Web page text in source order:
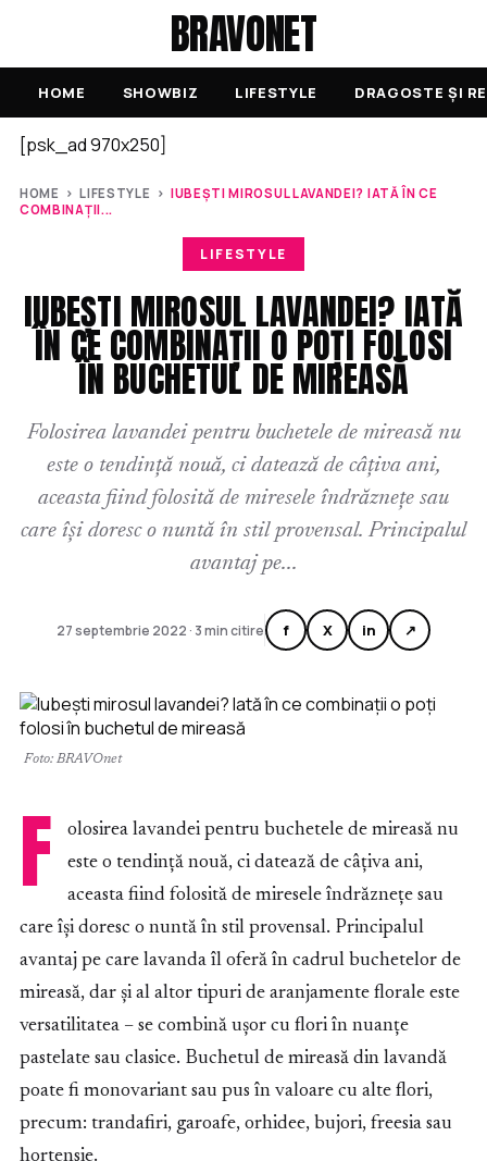
BRAVONET
HOME SHOWBIZ LIFESTYLE DRAGOSTE ȘI
[psk_ad 970x250]
HOME ›LIFESTYLE › IUBEȘTI MIROSUL LAVANDEI? IATĂ ÎN CE
COMBINAȚII...
LIFESTYLE
IUBEȘTI MIROSUL LAVANDEI? IATĂ
ÎN CE COMBINAȚII O POȚI FOLOSI
ÎN BUCHETUL DE MIREASĂ
Folosirea lavandei pentru buchetele de mireasă nu
este o tendință nouă, ci datează de câțiva ani,
aceasta fiind folosită de miresele îndrăznețe sau
care își doresc o nuntă în stil provensal. Principalul
avantaj pe...
27 septembrie 2022 · 3 min citire f X in ↗
Foto: BRAVOnet
F
olosirea lavandei pentru buchetele de mireasă nu
este o tendință nouă, ci datează de câțiva ani,
aceasta fiind folosită de miresele îndrăznețe sau
care își doresc o nuntă în stil provensal. Principalul
avantaj pe care lavanda îl oferă în cadrul buchetelor de
mireasă, dar și al altor tipuri de aranjamente florale este
versatilitatea – se combină ușor cu flori în nuanțe
pastelate sau clasice. Buchetul de mireasă din lavandă
poate fi monovariant sau pus în valoare cu alte flori,
precum: trandafiri, garoafe, orhidee, bujori, freesia sau
hortensie.